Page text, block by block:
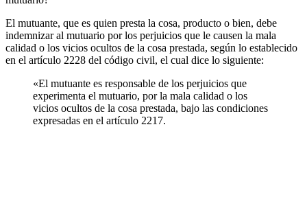
El mutuante, que es quien presta la cosa, producto o bien, debe
indemnizar al mutuario por los perjuicios que le causen la mala
calidad o los vicios ocultos de la cosa prestada, según lo establecido
en el artículo 2228 del código civil, el cual dice lo siguiente:
«El mutuante es responsable de los perjuicios que
experimenta el mutuario, por la mala calidad o los
vicios ocultos de la cosa prestada, bajo las condiciones
expresadas en el artículo 2217.